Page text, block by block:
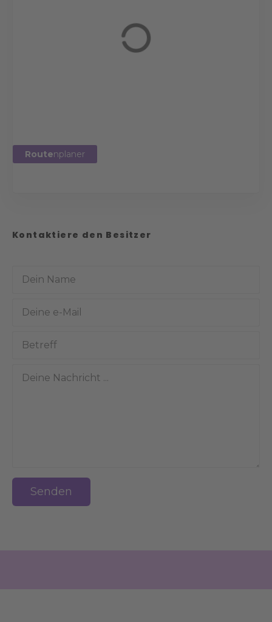
Routenplaner
Kontaktiere den Besitzer
Senden